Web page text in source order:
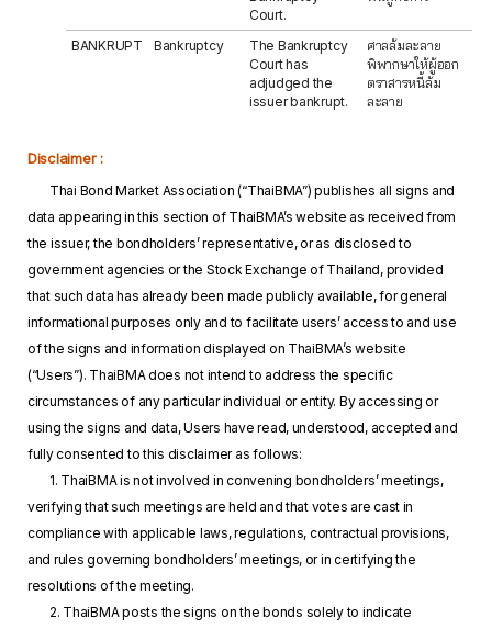
Court.
BANKRUPT Bankruptcy
The Bankruptcy
Court has
adjudged the
issuer bankrupt.
ศาลล้มละลาย
พิพากษาให้ผู้ออก
ตราสารหนี้ล้ม
ละลาย
Disclaimer :
Thai Bond Market Association (“ThaiBMA”) publishes all signs and
data appearing in this section of ThaiBMA’s website as received from
the issuer, the bondholders’ representative, or as disclosed to
government agencies or the Stock Exchange of Thailand, provided
that such data has already been made publicly available, for general
informational purposes only and to facilitate users’ access to and use
of the signs and information displayed on ThaiBMA’s website
(“Users”). ThaiBMA does not intend to address the specific
circumstances of any particular individual or entity. By accessing or
using the signs and data, Users have read, understood, accepted and
fully consented to this disclaimer as follows:
1. ThaiBMA is not involved in convening bondholders’ meetings,
verifying that such meetings are held and that votes are cast in
compliance with applicable laws, regulations, contractual provisions,
and rules governing bondholders’ meetings, or in certifying the
resolutions of the meeting.
2. ThaiBMA posts the signs on the bonds solely to indicate